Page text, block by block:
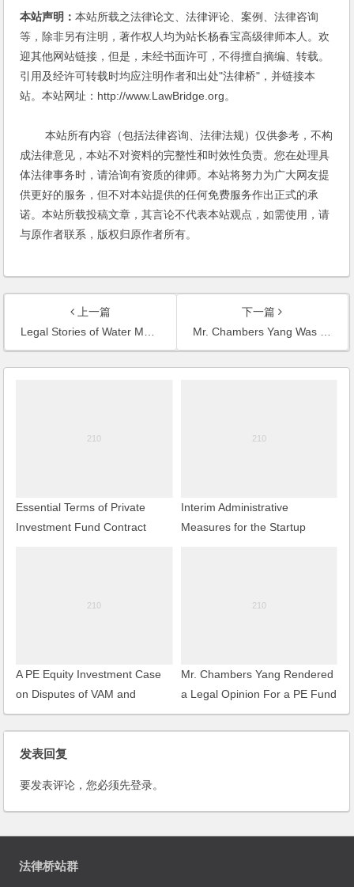
本站声明：本站所载之法律论文、法律评论、案例、法律咨询
等，除非另有注明，著作权人均为站长杨春宝高级律师本人。欢
迎其他网站链接，但是，未经书面许可，不得擅自摘编、转载。
引用及经许可转载时均应注明作者和出处"法律桥"，并链接本
站。本站网址：http://www.LawBridge.org。
本站所有内容（包括法律咨询、法律法规）仅供参考，不构
成法律意见，本站不对资料的完整性和时效性负责。您在处理具
体法律事务时，请洽询有资质的律师。本站将努力为广大网友提
供更好的服务，但不对本站提供的任何免费服务作出正式的承
诺。本站所载投稿文章，其言论不代表本站观点，如需使用，请
与原作者联系，版权归原作者所有。
上一篇
Legal Stories of Water Margin - A New Book Written by Mr. Chambers Yang Has Been Published
下一篇
Mr. Chambers Yang Was Invited to Participate in the Conference on Shanghai Government Expenditures Performance Evaluation
Essential Terms of Private
Investment Fund Contract
Interim Administrative
Measures for the Startup
A PE Equity Investment Case
on Disputes of VAM and
Shareholder Interest Damages
Mr. Chambers Yang Rendered
a Legal Opinion For a PE Fund
Regarding its Investment in a
Restaurant Chain
发表回复
要发表评论，您必须先登录。
法律桥站群